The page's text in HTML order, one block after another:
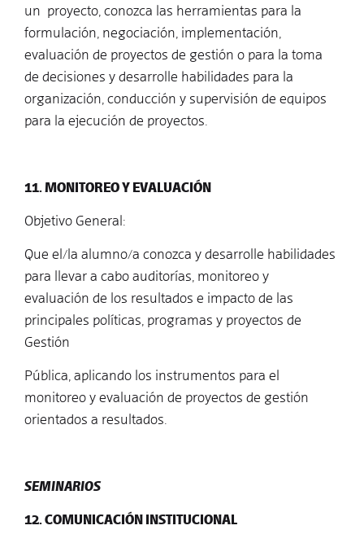
un proyecto, conozca las herramientas para la
formulación, negociación, implementación,
evaluación de proyectos de gestión o para la toma
de decisiones y desarrolle habilidades para la
organización, conducción y supervisión de equipos
para la ejecución de proyectos.
11. MONITOREO Y EVALUACIÓN
Objetivo General:
Que el/la alumno/a conozca y desarrolle habilidades
para llevar a cabo auditorías, monitoreo y
evaluación de los resultados e impacto de las
principales políticas, programas y proyectos de
Gestión
Pública, aplicando los instrumentos para el
monitoreo y evaluación de proyectos de gestión
orientados a resultados.
SEMINARIOS
12. COMUNICACIÓN INSTITUCIONAL